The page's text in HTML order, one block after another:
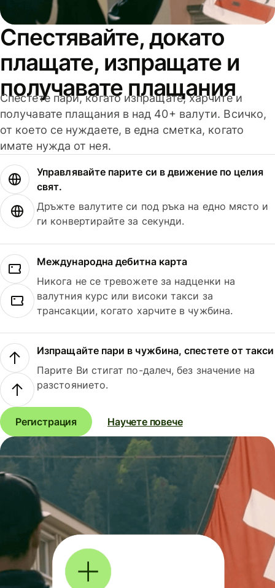
Спестявайте, докато
плащате, изпращате и
получавате плащания
Спестете пари, когато изпращате, харчите и
получавате плащания в над 40+ валути. Всичко,
от което се нуждаете, в една сметка, когато
имате нужда от нея.
Управлявайте парите си в движение по целия
свят.
Дръжте валутите си под ръка на едно място и
ги конвертирайте за секунди.
Международна дебитна карта
Никога не се тревожете за надценки на
валутния курс или високи такси за
трансакции, когато харчите в чужбина.
Изпращайте пари в чужбина, спестете от такси
Парите Ви стигат по-далеч, без значение на
разстоянието.
Регистрация Научете повече